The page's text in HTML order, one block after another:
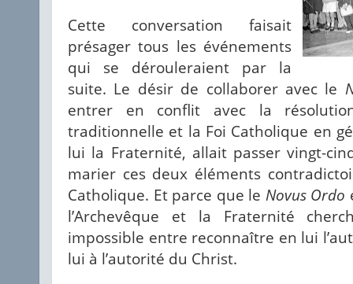
Cette conversation faisait
présager tous les événements
qui se dérouleraient par la
suite. Le désir de collaborer avec le
entrer en conflit avec la
traditionnelle et la Foi Catholique en
lui la Fraternité, allait passer vingt-
marier ces deux éléments
Catholique. Et parce que le Novus Ordo
l’Archevêque et la Fraternité
impossible entre reconnaître en lui
lui à l’autorité du Christ.